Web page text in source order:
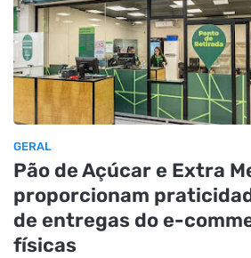
GERAL
Pão de Açúcar e Extra
proporcionam
de entregas do e-
físicas